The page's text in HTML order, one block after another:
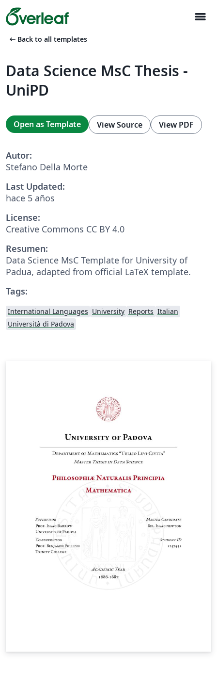
menu
arrow_left_alt Back to all templates
Data Science MsC Thesis -
UniPD
Open as Template View Source View PDF
Autor:
Stefano Della Morte
Last Updated:
hace 5 años
License:
Creative Commons CC BY 4.0
Resumen:
Data Science MsC Template for University of
Padua, adapted from official LaTeX template.
Tags:
International Languages University Reports Italian
Università di Padova